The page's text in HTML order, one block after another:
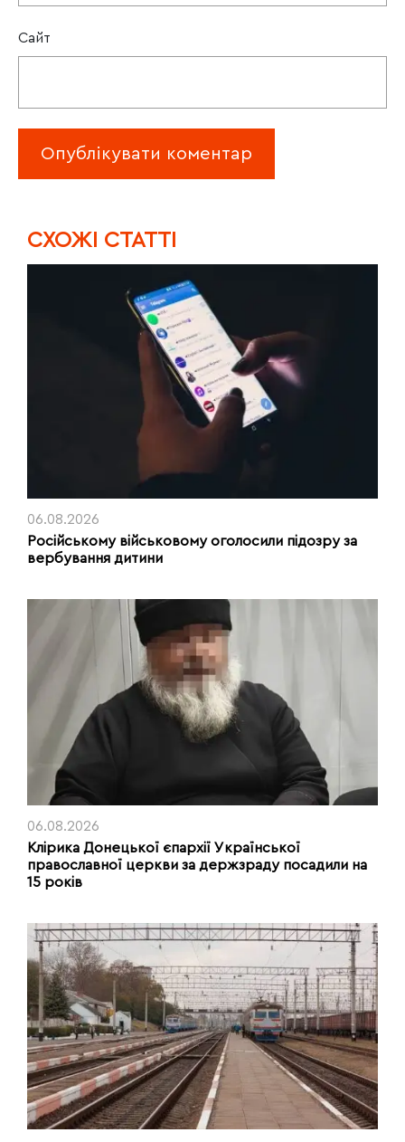
Сайт
CХОЖІ СТАТТІ
06.08.2026
Російському військовому оголосили підозру за
вербування дитини
06.08.2026
Клірика Донецької єпархії Української
православної церкви за держзраду посадили на
15 років